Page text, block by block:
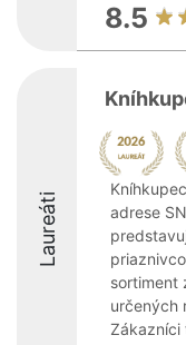
8.5
Laureáti
adrese
sortiment
určených
Zákazníci